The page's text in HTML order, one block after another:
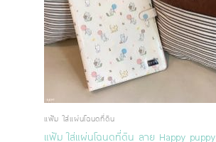
แฟ้ม ใส่แผ่นโฉนดที่ดิน
แฟ้ม ใส่แผ่นโฉนดที่ดิน ลาย Happy puppy